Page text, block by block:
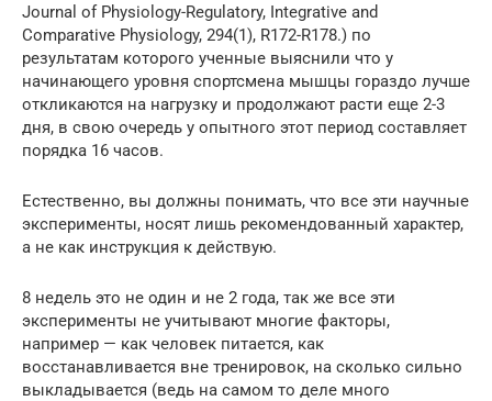
Journal of Physiology-Regulatory, Integrative and
Comparative Physiology, 294(1), R172-R178.) по
результатам которого ученные выяснили что у
начинающего уровня спортсмена мышцы гораздо лучше
откликаются на нагрузку и продолжают расти еще 2-3
дня, в свою очередь у опытного этот период составляет
порядка 16 часов.
Естественно, вы должны понимать, что все эти научные
эксперименты, носят лишь рекомендованный характер,
а не как инструкция к действую.
8 недель это не один и не 2 года, так же все эти
эксперименты не учитывают многие факторы,
например — как человек питается, как
восстанавливается вне тренировок, на сколько сильно
выкладывается (ведь на самом то деле много